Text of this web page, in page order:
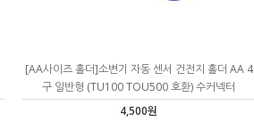
[AA사이즈 홀더]소변기 자동 센서 건전지 홀더 AA 4
구 일반형 (TU100 TOU500 호환) 수커넥터
4,500원